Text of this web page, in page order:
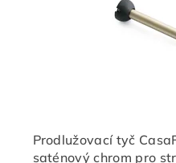
Prodlužovací tyč
saténový chrom pro